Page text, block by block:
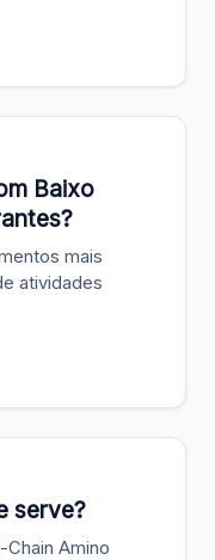
Baixo
mais
atividades
serve?
Amino